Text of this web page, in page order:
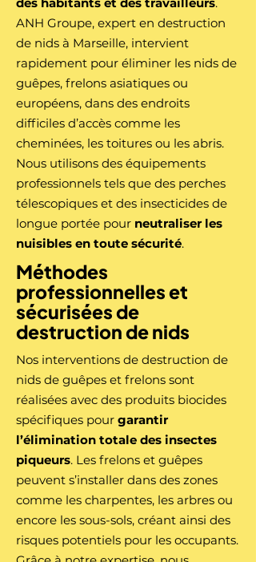
ANH Groupe, expert en destruction
de nids à Marseille, intervient
rapidement pour éliminer les nids de
guêpes, frelons asiatiques ou
européens, dans des endroits
difficiles d’accès comme les
cheminées, les toitures ou les abris.
Nous utilisons des équipements
professionnels tels que des perches
télescopiques et des insecticides de
longue portée pour neutraliser les
nuisibles en toute sécurité.
Méthodes
professionnelles et
sécurisées de
destruction de nids
Nos interventions de destruction de
nids de guêpes et frelons sont
réalisées avec des produits biocides
spécifiques pour garantir
l’élimination totale des insectes
piqueurs. Les frelons et guêpes
peuvent s’installer dans des zones
comme les charpentes, les arbres ou
encore les sous-sols, créant ainsi des
risques potentiels pour les occupants.